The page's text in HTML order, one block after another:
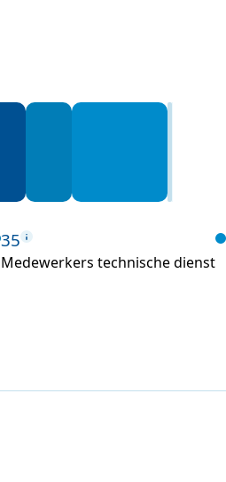
35
Medewerkers technische dienst